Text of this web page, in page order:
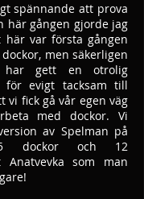
spännande att prova
här gången gjorde jag
här var första gången
men säkerligen
gett en otrolig
för evigt tacksam till
vi fick gå vår egen väg
med dockor. Vi
av Spelman på
dockor och 12
Anatvevka som man